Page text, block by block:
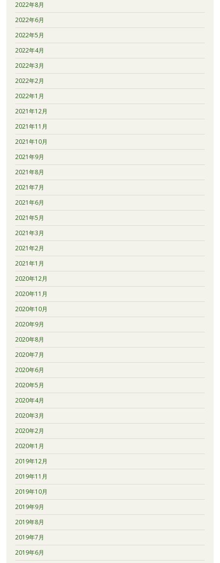
2022年8月
2022年6月
2022年5月
2022年4月
2022年3月
2022年2月
2022年1月
2021年12月
2021年11月
2021年10月
2021年9月
2021年8月
2021年7月
2021年6月
2021年5月
2021年3月
2021年2月
2021年1月
2020年12月
2020年11月
2020年10月
2020年9月
2020年8月
2020年7月
2020年6月
2020年5月
2020年4月
2020年3月
2020年2月
2020年1月
2019年12月
2019年11月
2019年10月
2019年9月
2019年8月
2019年7月
2019年6月